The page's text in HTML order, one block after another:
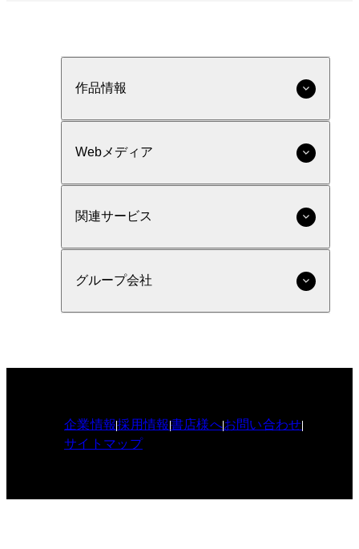
作品情報
Webメディア
関連サービス
グループ会社
企業情報採用情報書店様へお問い合わせ
サイトマップ